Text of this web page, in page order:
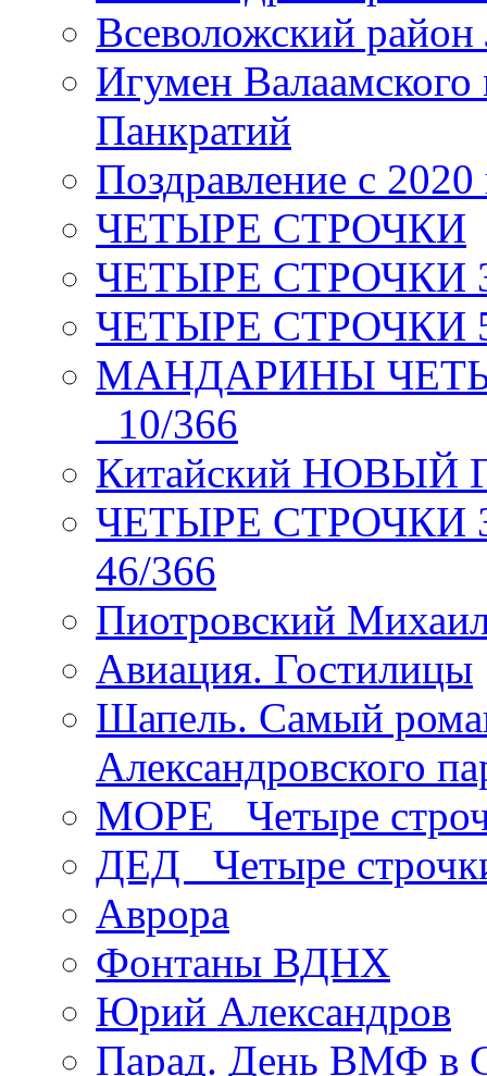
Всеволожский район
Игумен
Панкратий
Поздравление с 2020
ЧЕТЫРЕ СТРОЧКИ
ЧЕТЫРЕ СТРОЧКИ 3
ЧЕТЫРЕ СТРОЧКИ 5
МАНДАРИНЫ
_10/366
Китайский НОВЫЙ
ЧЕТЫРЕ СТРОЧКИ
46/366
Пиотровский
Авиация. Гостилицы
Шапель. Самый
Александровского
МОРЕ _Четыре
ДЕД _Четыре
Аврора
Фонтаны ВДНХ
Юрий Александров
Парад. День ВМФ в